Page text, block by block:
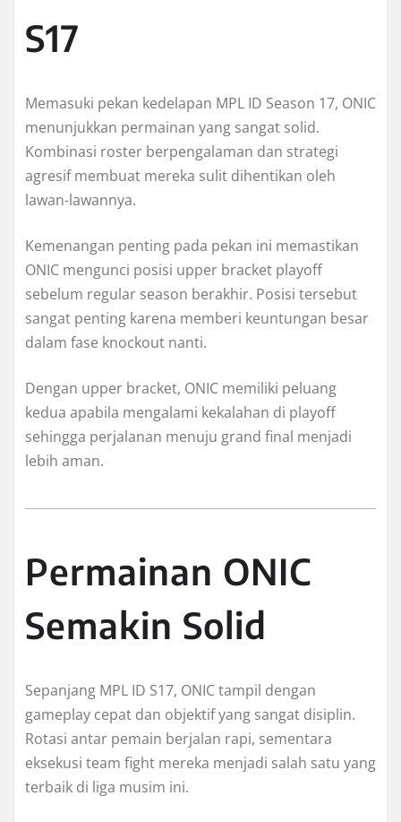
S17
Memasuki pekan kedelapan MPL ID Season 17, ONIC
menunjukkan permainan yang sangat solid.
Kombinasi roster berpengalaman dan strategi
agresif membuat mereka sulit dihentikan oleh
lawan-lawannya.
Kemenangan penting pada pekan ini memastikan
ONIC mengunci posisi upper bracket playoff
sebelum regular season berakhir. Posisi tersebut
sangat penting karena memberi keuntungan besar
dalam fase knockout nanti.
Dengan upper bracket, ONIC memiliki peluang
kedua apabila mengalami kekalahan di playoff
sehingga perjalanan menuju grand final menjadi
lebih aman.
Permainan ONIC
Semakin Solid
Sepanjang MPL ID S17, ONIC tampil dengan
gameplay cepat dan objektif yang sangat disiplin.
Rotasi antar pemain berjalan rapi, sementara
eksekusi team fight mereka menjadi salah satu yang
terbaik di liga musim ini.